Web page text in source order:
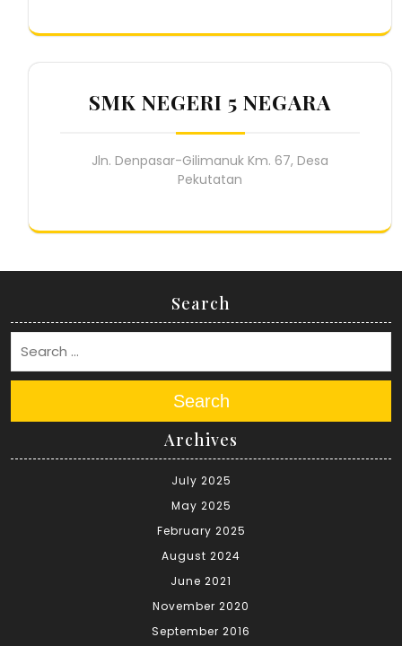
SMK NEGERI 5 NEGARA
Jln. Denpasar-Gilimanuk Km. 67, Desa
Pekutatan
Search
Search
Archives
July 2025
May 2025
February 2025
August 2024
June 2021
November 2020
September 2016